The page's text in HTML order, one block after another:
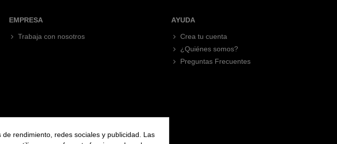
EMPRESA
Trabaja con nosotros
AYUDA
Crea tu cuenta
¿Quiénes somos?
Preguntas Frecuentes
rendimiento, redes sociales y publicidad. Las